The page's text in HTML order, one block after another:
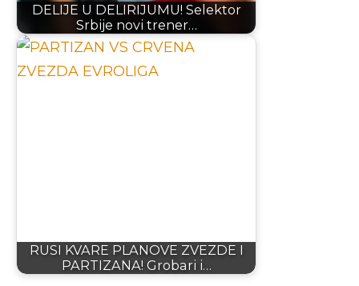
DELIJE U DELIRIJUMU! Selektor
Srbije novi trener…
RUSI KVARE PLANOVE ZVEZDE I
PARTIZANA! Grobari i…